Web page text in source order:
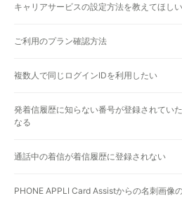
キャリアサービスの設定方法を教えてほしい
ご利用のプラン確認方法
複数人で同じログインIDを利用したい
発着信履歴に知らない番号が登録されてい
なる
通話中の着信が着信履歴に登録されない
PHONE APPLI Card Assistからの名刺画像